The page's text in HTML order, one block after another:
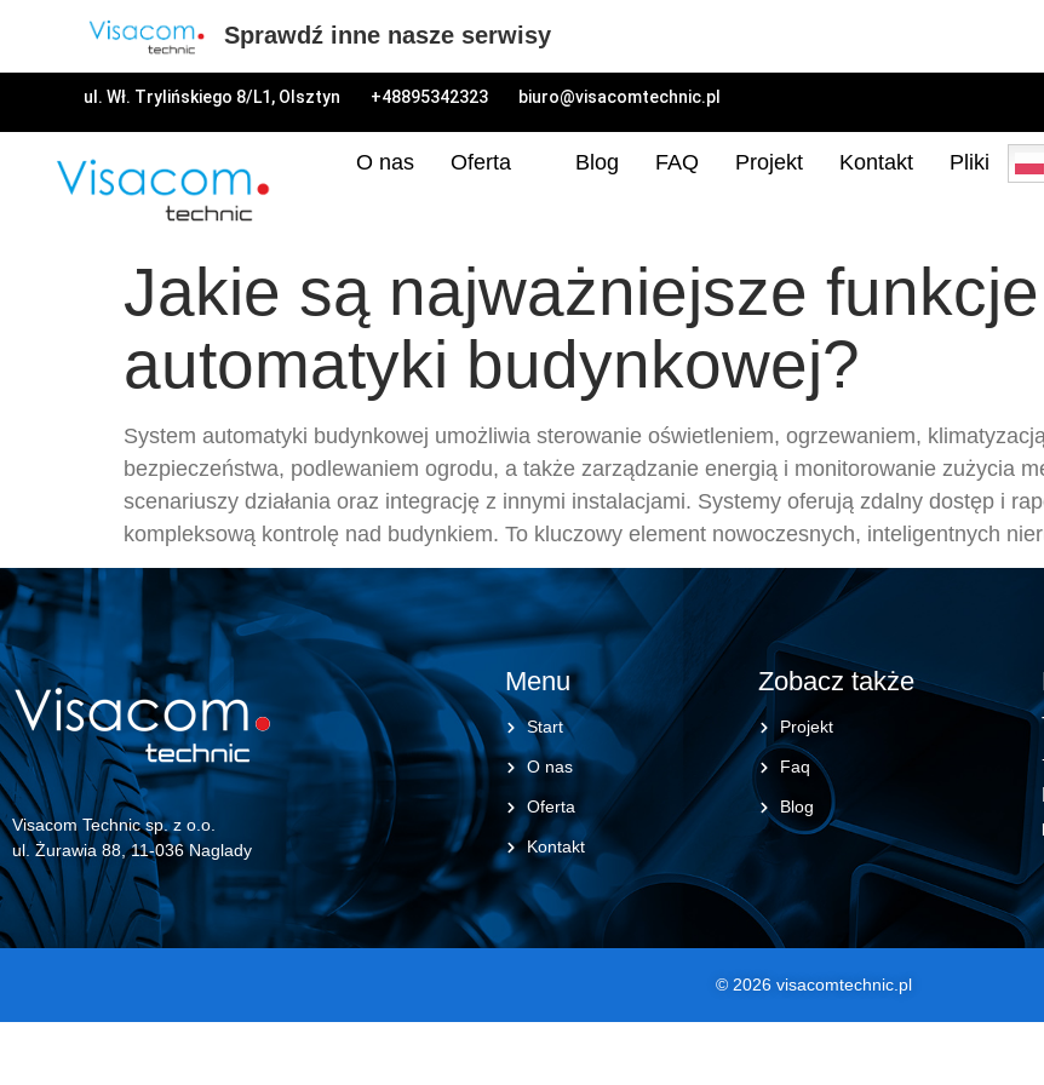
ul. Wł. Trylińskiego 8/L1, Olsztyn +48895342323 biuro@visacomtechnic.pl
O nas Oferta Blog FAQ Projekt Kontakt Pliki
Jakie są najważniejsze
automatyki budynkowej?
System automatyki budynkowej umożliwia sterowanie oświetleniem, ogrzewaniem,
bezpieczeństwa, podlewaniem ogrodu, a także zarządzanie energią i monitorowanie zużycia
scenariuszy działania oraz integrację z innymi instalacjami. Systemy oferują zdalny dostęp i
kompleksową kontrolę nad budynkiem. To kluczowy element nowoczesnych, inteligentnych
Visacom Technic sp. z o.o.
ul. Żurawia 88, 11-036 Naglady
Menu
Start
O nas
Oferta
Kontakt
Zobacz także
Projekt
Faq
Blog
© 2026 visacomtechnic.pl
Sprawdź inne nasze serwisy